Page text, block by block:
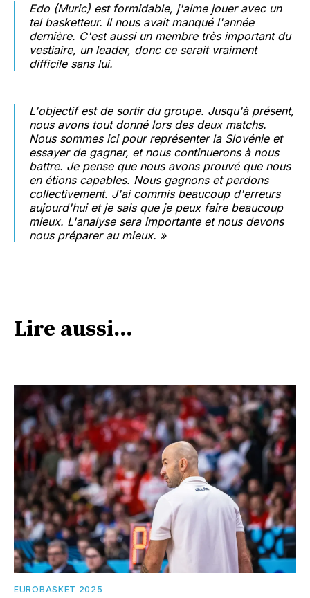
Edo (Muric) est formidable, j'aime jouer avec un
tel basketteur. Il nous avait manqué l'année
dernière. C'est aussi un membre très important du
vestiaire, un leader, donc ce serait vraiment
difficile sans lui.
L'objectif est de sortir du groupe. Jusqu'à présent,
nous avons tout donné lors des deux matchs.
Nous sommes ici pour représenter la Slovénie et
essayer de gagner, et nous continuerons à nous
battre. Je pense que nous avons prouvé que nous
en étions capables. Nous gagnons et perdons
collectivement. J'ai commis beaucoup d'erreurs
aujourd'hui et je sais que je peux faire beaucoup
mieux. L'analyse sera importante et nous devons
nous préparer au mieux. »
Lire aussi...
EUROBASKET 2025